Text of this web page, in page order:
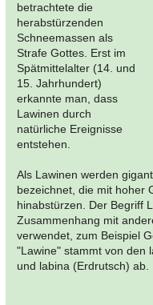
betrachtete die
herabstürzenden
Schneemassen als
Strafe Gottes. Erst im
Spätmittelalter (14. und
15. Jahrhundert)
erkannte man, dass
Lawinen durch
natürliche Ereignisse
entstehen.
Als Lawinen werden
bezeichnet, die mit hoher
hinabstürzen. Der Begriff
Zusammenhang mit
verwendet, zum Beispiel
"Lawine" stammt von den
und labina (Erdrutsch) ab.